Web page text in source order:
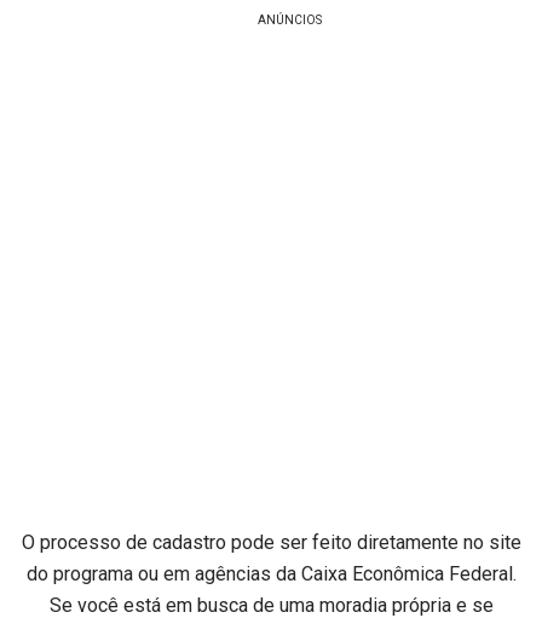
ANÚNCIOS
O processo de cadastro pode ser feito diretamente no site
do programa ou em agências da Caixa Econômica Federal.
Se você está em busca de uma moradia própria e se